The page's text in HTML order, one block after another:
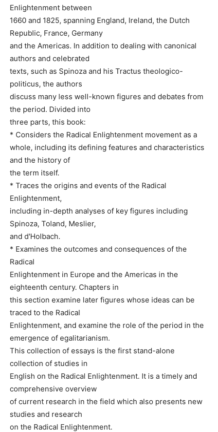
Enlightenment between
1660 and 1825, spanning England, Ireland, the Dutch
Republic, France, Germany
and the Americas. In addition to dealing with canonical
authors and celebrated
texts, such as Spinoza and his Tractus theologico-
politicus, the authors
discuss many less well-known figures and debates from
the period. Divided into
three parts, this book:
* Considers the Radical Enlightenment movement as a
whole, including its defining features and characteristics
and the history of
the term itself.
* Traces the origins and events of the Radical
Enlightenment,
including in-depth analyses of key figures including
Spinoza, Toland, Meslier,
and d'Holbach.
* Examines the outcomes and consequences of the
Radical
Enlightenment in Europe and the Americas in the
eighteenth century. Chapters in
this section examine later figures whose ideas can be
traced to the Radical
Enlightenment, and examine the role of the period in the
emergence of egalitarianism.
This collection of essays is the first stand-alone
collection of studies in
English on the Radical Enlightenment. It is a timely and
comprehensive overview
of current research in the field which also presents new
studies and research
on the Radical Enlightenment.